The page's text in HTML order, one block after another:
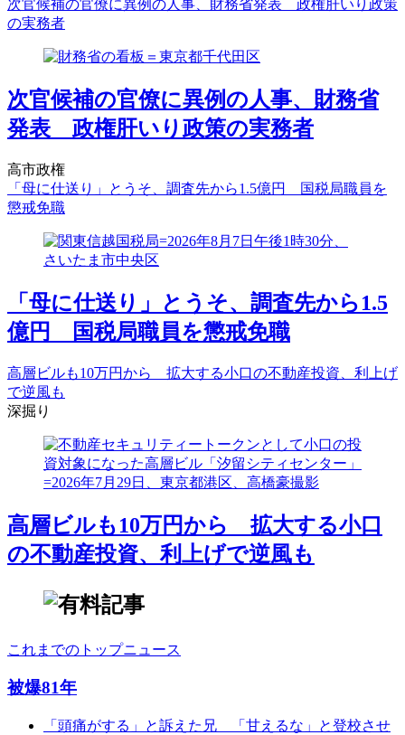
次官候補の官僚に異例の人事、財務省発表 政権肝いり政策
の実務者
次官候補の官僚に異例の人事、財務省
発表 政権肝いり政策の実務者
高市政権
「母に仕送り」とうそ、調査先から1.5億円 国税局職員を
懲戒免職
「母に仕送り」とうそ、調査先から1.5
億円 国税局職員を懲戒免職
高層ビルも10万円から 拡大する小口の不動産投資、利上げ
で逆風も
深掘り
高層ビルも10万円から 拡大する小口
の不動産投資、利上げで逆風も
これまでのトップニュース
被爆81年
「頭痛がする」と訴えた兄 「甘えるな」と登校させ